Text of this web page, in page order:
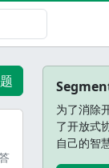
为了消除
了开放式
自己的智慧